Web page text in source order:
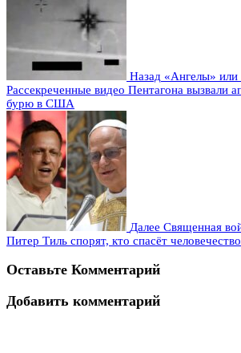
Назад «Ангелы» или
Рассекреченные видео Пентагона вызвали
бурю в США
Далее Священная
Питер Тиль спорят, кто спасёт
Оставьте Комментарий
Добавить комментарий